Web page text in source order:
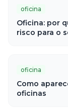
oficina
Oficina: por
risco para o
oficina
Como
oficinas